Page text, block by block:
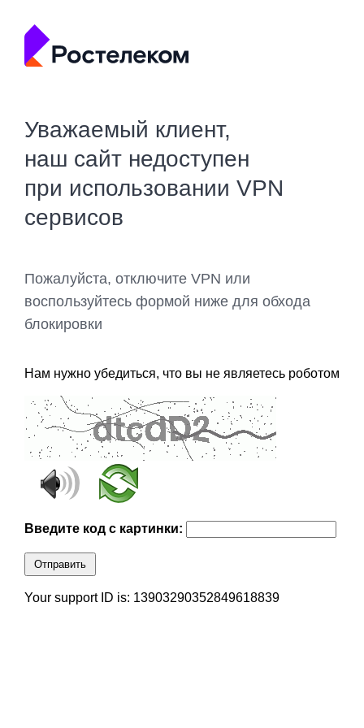
Уважаемый клиент,
наш сайт недоступен
при использовании VPN
сервисов
Пожалуйста, отключите VPN или
воспользуйтесь формой ниже для обхода
блокировки
Нам нужно убедиться, что вы не являетесь роботом
Введите код с картинки:
Отправить
Your support ID is: 13903290352849618839